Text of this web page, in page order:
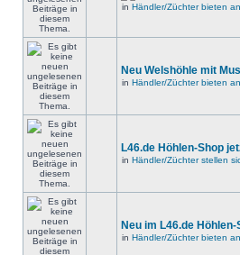
in Händler/Züchter bieten
Neu Welshöhle mit
in Händler/Züchter bieten
L46.de Höhlen-Shop
in Händler/Züchter stellen
Neu im L46.de Höhlen-
in Händler/Züchter bieten